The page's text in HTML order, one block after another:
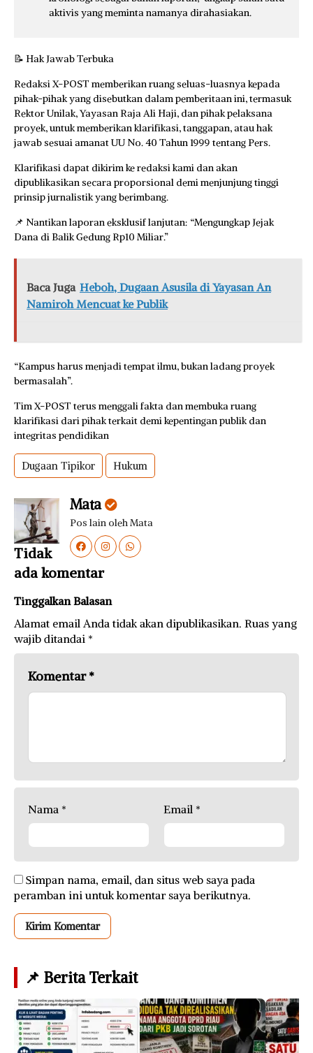
aktivis yang meminta namanya dirahasiakan.
📝 Hak Jawab Terbuka
Redaksi X-POST memberikan ruang seluas-luasnya kepada
pihak-pihak yang disebutkan dalam pemberitaan ini, termasuk
Rektor Unilak, Yayasan Raja Ali Haji, dan pihak pelaksana
proyek, untuk memberikan klarifikasi, tanggapan, atau hak
jawab sesuai amanat UU No. 40 Tahun 1999 tentang Pers.
Klarifikasi dapat dikirim ke redaksi kami dan akan
dipublikasikan secara proporsional demi menjunjung tinggi
prinsip jurnalistik yang berimbang.
📌 Nantikan laporan eksklusif lanjutan: “Mengungkap Jejak
Dana di Balik Gedung Rp10 Miliar.”
Baca Juga Heboh, Dugaan Asusila di Yayasan An
Namiroh Mencuat ke Publik
“Kampus harus menjadi tempat ilmu, bukan ladang proyek
bermasalah”.
Tim X-POST terus menggali fakta dan membuka ruang
klarifikasi dari pihak terkait demi kepentingan publik dan
integritas pendidikan
Dugaan Tipikor Hukum
Mata
Pos lain oleh Mata
Tidak
ada komentar
Tinggalkan Balasan
Alamat email Anda tidak akan dipublikasikan. Ruas yang
wajib ditandai *
Komentar*
Nama * Email *
Simpan nama, email, dan situs web saya pada
peramban ini untuk komentar saya berikutnya.
📌 Berita Terkait